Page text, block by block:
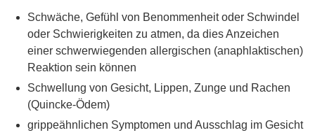
Schwäche, Gefühl von Benommenheit oder Schwindel
oder Schwierigkeiten zu atmen, da dies Anzeichen
einer schwerwiegenden allergischen (anaphlaktischen)
Reaktion sein können
Schwellung von Gesicht, Lippen, Zunge und Rachen
(Quincke-Ödem)
grippeähnlichen Symptomen und Ausschlag im Gesicht